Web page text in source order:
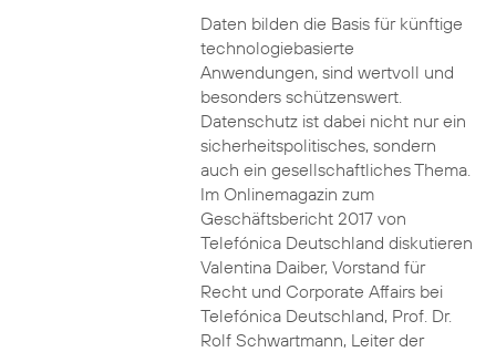
Daten bilden die Basis für künftige
technologiebasierte
Anwendungen, sind wertvoll und
besonders schützenswert.
Datenschutz ist dabei nicht nur ein
sicherheitspolitisches, sondern
auch ein gesellschaftliches Thema.
Im Onlinemagazin zum
Geschäftsbericht 2017 von
Telefónica Deutschland diskutieren
Valentina Daiber, Vorstand für
Recht und Corporate Affairs bei
Telefónica Deutschland, Prof. Dr.
Rolf Schwartmann, Leiter der